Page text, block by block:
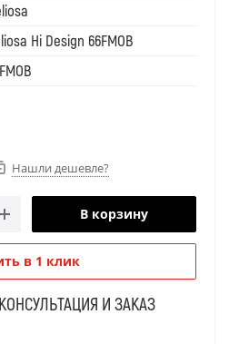
Hi Design 66FMOB
Нашли дешевле?
В корзину
в 1 клик
И ЗАКАЗ